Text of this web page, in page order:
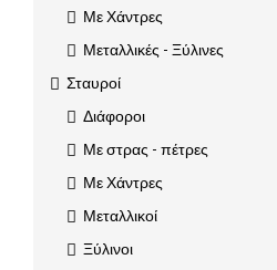
Με Χάντρες
Μεταλλικές - Ξύλινες
Σταυροί
Διάφοροι
Με στρας - πέτρες
Με Χάντρες
Μεταλλικοί
Ξύλινοι